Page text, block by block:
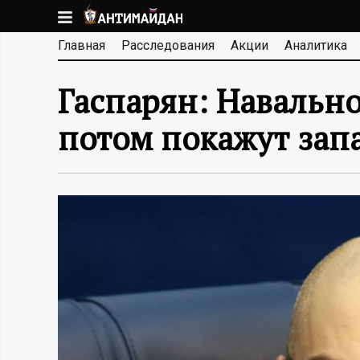
к
основномуА
Н
Т
И
М
Главная Расследования Акции Аналитика
Гаспарян:
потом покажут